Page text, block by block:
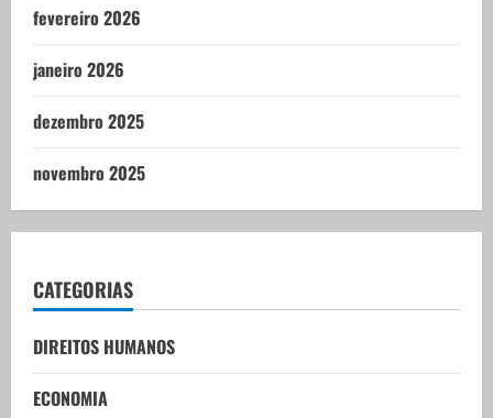
fevereiro 2026
janeiro 2026
dezembro 2025
novembro 2025
CATEGORIAS
DIREITOS HUMANOS
ECONOMIA